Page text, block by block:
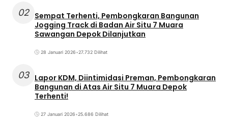
02 Sempat Terhenti, Pembongkaran Bangunan
Jogging Track di Badan Air Situ 7 Muara
Sawangan Depok Dilanjutkan
28 Januari 2026•27.732 Dilihat
03 Lapor KDM, Diintimidasi Preman, Pembongkaran
Bangunan di Atas Air Situ 7 Muara Depok
Terhenti!
27 Januari 2026•25.686 Dilihat